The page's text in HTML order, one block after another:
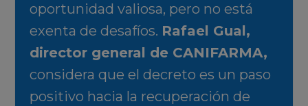
oportunidad valiosa, pero no está
exenta de desafíos. Rafael Gual,
director general de CANIFARMA,
considera que el decreto es un paso
positivo hacia la recuperación de